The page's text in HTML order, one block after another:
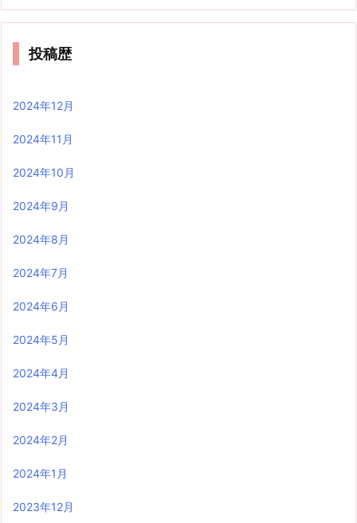
投稿歴
2024年12月
2024年11月
2024年10月
2024年9月
2024年8月
2024年7月
2024年6月
2024年5月
2024年4月
2024年3月
2024年2月
2024年1月
2023年12月